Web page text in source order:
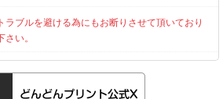
ラブルを避ける為にもお断りさせて頂いており
い。